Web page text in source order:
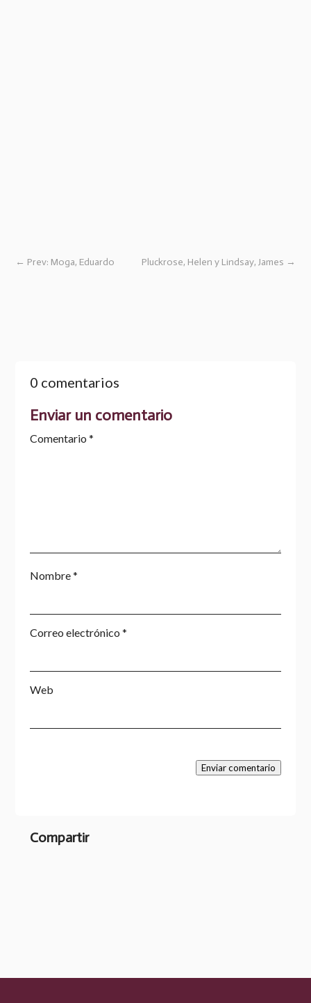
← Prev: Moga, Eduardo Pluckrose, Helen y Lindsay, James →
0 comentarios
Enviar un comentario
Comentario *
Nombre*
Correo electrónico *
Web
Enviar comentario
Compartir